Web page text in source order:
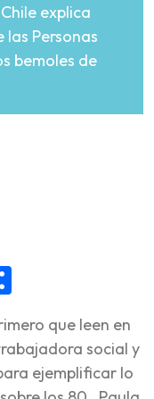
explica
las Personas
bemoles de
que leen en
social y
ejemplificar lo